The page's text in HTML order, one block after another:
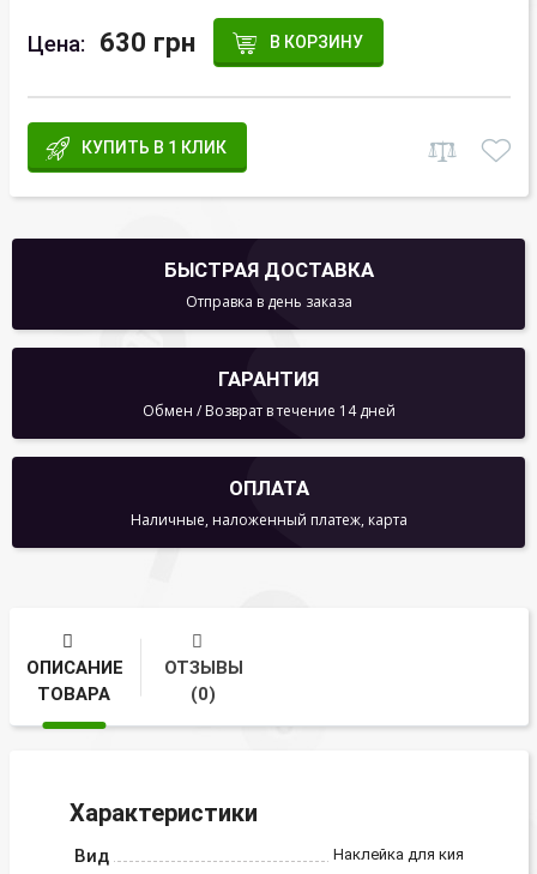
Цена: 630 грн В КОРЗИНУ
КУПИТЬ В 1 КЛИК
БЫСТРАЯ ДОСТАВКА
Отправка в день заказа
ГАРАНТИЯ
Обмен / Возврат в течение 14 дней
ОПЛАТА
Наличные, наложенный платеж, карта
ОПИСАНИЕ
ТОВАРА
ОТЗЫВЫ
(0)
Характеристики
Вид Наклейка для кия